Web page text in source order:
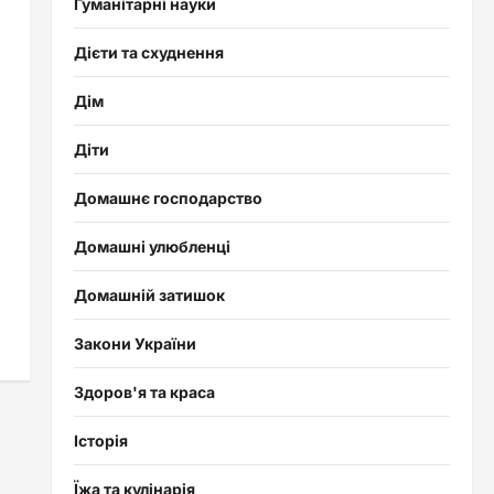
Гуманітарні науки
Дієти та схуднення
Дім
Діти
Домашнє господарство
Домашні улюбленці
Домашній затишок
Закони України
Здоров'я та краса
Історія
Їжа та кулінарія